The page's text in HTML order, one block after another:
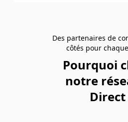
Cdt par4
DESIGNATIONFixe
Des partenaires de
côtés pour
Pourquoi
notre
Direct